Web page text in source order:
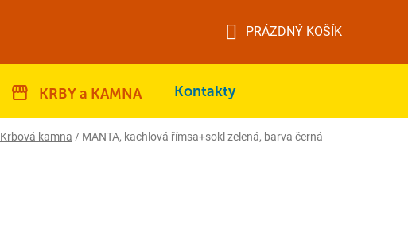
KOŠÍK
PRÁZDNÝ KOŠÍK
KRBY a KAMNA Kontakty
Krbová kamna / MANTA, kachlová římsa+sokl zelená, barva černá